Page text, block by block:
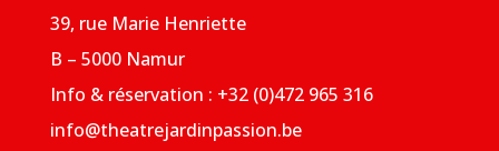
39, rue Marie Henriette
B – 5000 Namur
Info & réservation : +32 (0)472 965 316
info@theatrejardinpassion.be